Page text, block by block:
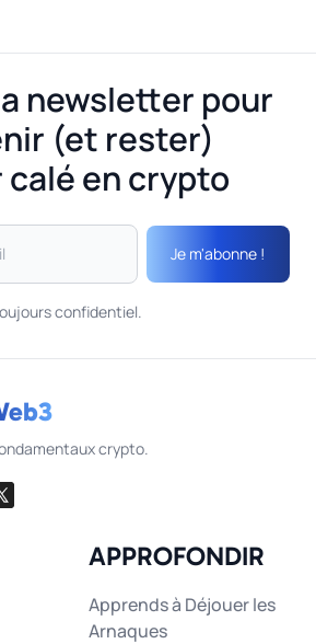
newsletter pour
(et rester)
calé en crypto
Je m'abonne !
confidentiel.
crypto.
APPROFONDIR
Apprends à Déjouer les
Arnaques